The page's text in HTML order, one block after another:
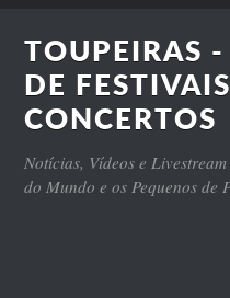
TOUPEIRAS
DE
CONCERTOS
Notícias, Vídeos e
do Mundo e os Pequenos de